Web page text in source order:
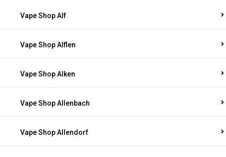
Vape Shop Alf
Vape Shop Alflen
Vape Shop Alken
Vape Shop Allenbach
Vape Shop Allendorf